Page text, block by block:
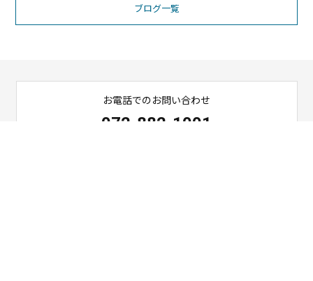
ブログ一覧
お電話でのお問い合わせ
072-882-1001